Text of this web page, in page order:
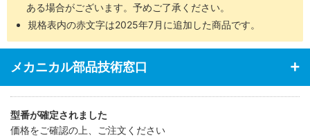
ある場合がございます。予めご了承ください。
規格表内の赤文字は2025年7月に追加した商品です。
メカニカル部品技術窓口
型番が確定されました
価格をご確認の上、ご注文ください